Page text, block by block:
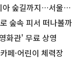
지…서울둘레길 15코스
숲속 피서 떠나볼까
화관' 무료 상영
페·어린이 체력장